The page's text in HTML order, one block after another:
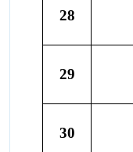
28
29
30